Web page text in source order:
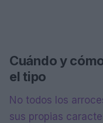
Cuándo y
el tipo
No todos los
sus propias